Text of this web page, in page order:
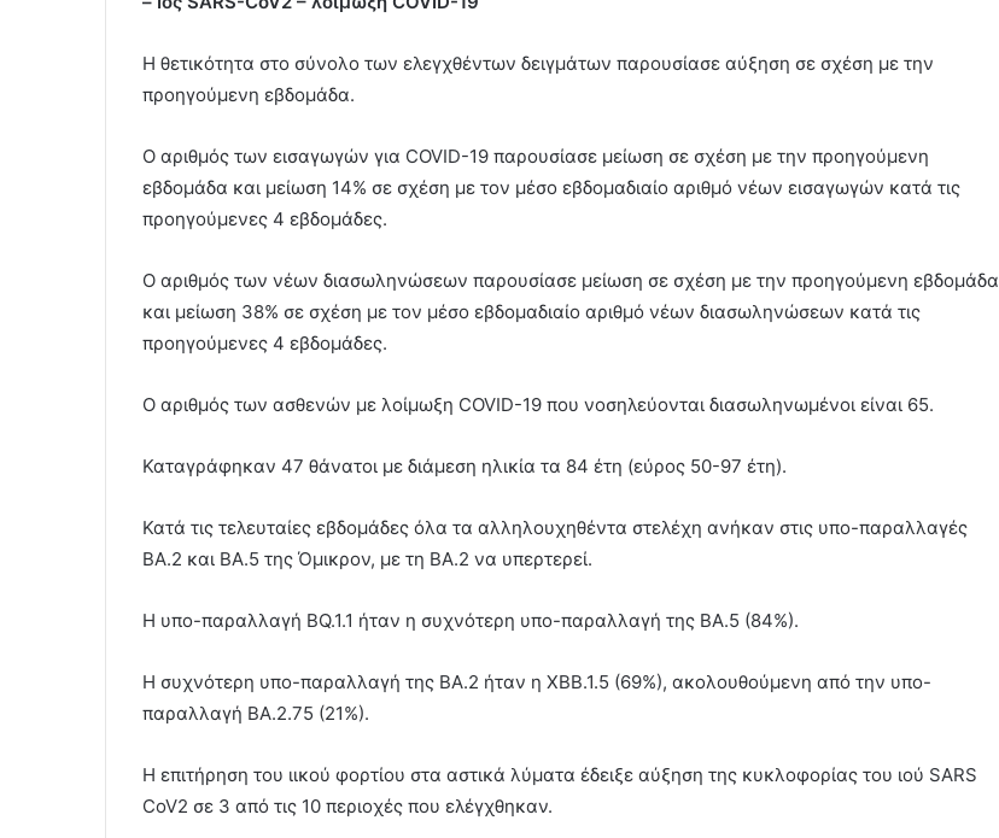
Η θετικότητα στο σύνολο των ελεγχθέντων δειγμάτων παρουσίασε αύξηση σε σχέση με την
προηγούμενη εβδομάδα.
Ο αριθμός των εισαγωγών για COVID-19 παρουσίασε μείωση σε σχέση με την προηγούμενη
εβδομάδα και μείωση 14% σε σχέση με τον μέσο εβδομαδιαίο αριθμό νέων εισαγωγών κατά τις
προηγούμενες 4 εβδομάδες.
Ο αριθμός των νέων διασωληνώσεων παρουσίασε μείωση σε σχέση με την προηγούμενη εβδομάδα
και μείωση 38% σε σχέση με τον μέσο εβδομαδιαίο αριθμό νέων διασωληνώσεων κατά τις
προηγούμενες 4 εβδομάδες.
Ο αριθμός των ασθενών με λοίμωξη COVID-19 που νοσηλεύονται διασωληνωμένοι είναι 65.
Καταγράφηκαν 47 θάνατοι με διάμεση ηλικία τα 84 έτη (εύρος 50-97 έτη).
Κατά τις τελευταίες εβδομάδες όλα τα αλληλουχηθέντα στελέχη ανήκαν στις υπο-παραλλαγές
ΒΑ.2 και ΒΑ.5 της Όμικρον, με τη ΒΑ.2 να υπερτερεί.
Η υπο-παραλλαγή BQ.1.1 ήταν η συχνότερη υπο-παραλλαγή της ΒΑ.5 (84%).
Η συχνότερη υπο-παραλλαγή της ΒΑ.2 ήταν η XBB.1.5 (69%), ακολουθούμενη από την υπο-
παραλλαγή BA.2.75 (21%).
Η επιτήρηση του ιικού φορτίου στα αστικά λύματα έδειξε αύξηση της κυκλοφορίας του ιού SARS
CoV2 σε 3 από τις 10 περιοχές που ελέγχθηκαν.